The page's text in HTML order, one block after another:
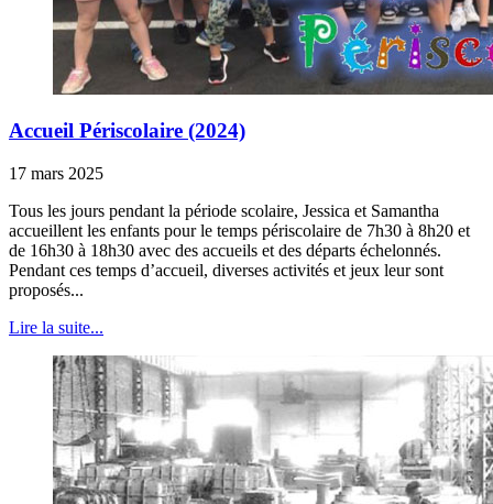
Accueil Périscolaire (2024)
17 mars 2025
Tous les jours pendant la période scolaire, Jessica et Samantha
accueillent les enfants pour le temps périscolaire de 7h30 à 8h20 et
de 16h30 à 18h30 avec des accueils et des départs échelonnés.
Pendant ces temps d’accueil, diverses activités et jeux leur sont
proposés...
Lire la suite...